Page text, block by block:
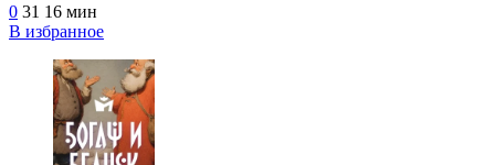
0 31 16 мин
В избранное